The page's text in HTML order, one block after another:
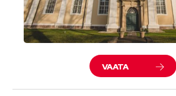
VAATA